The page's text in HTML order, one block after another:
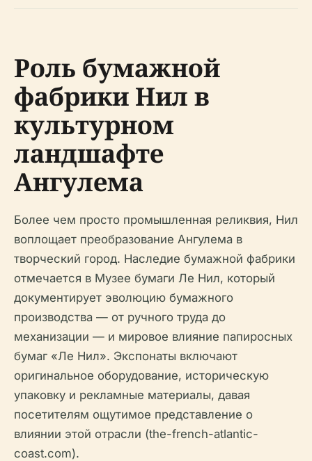
Роль бумажной
фабрики Нил в
культурном
ландшафте
Ангулема
Более чем просто промышленная реликвия, Нил
воплощает преобразование Ангулема в
творческий город. Наследие бумажной фабрики
отмечается в Музее бумаги Ле Нил, который
документирует эволюцию бумажного
производства — от ручного труда до
механизации — и мировое влияние папиросных
бумаг «Ле Нил». Экспонаты включают
оригинальное оборудование, историческую
упаковку и рекламные материалы, давая
посетителям ощутимое представление о
влиянии этой отрасли (the-french-atlantic-
coast.com).